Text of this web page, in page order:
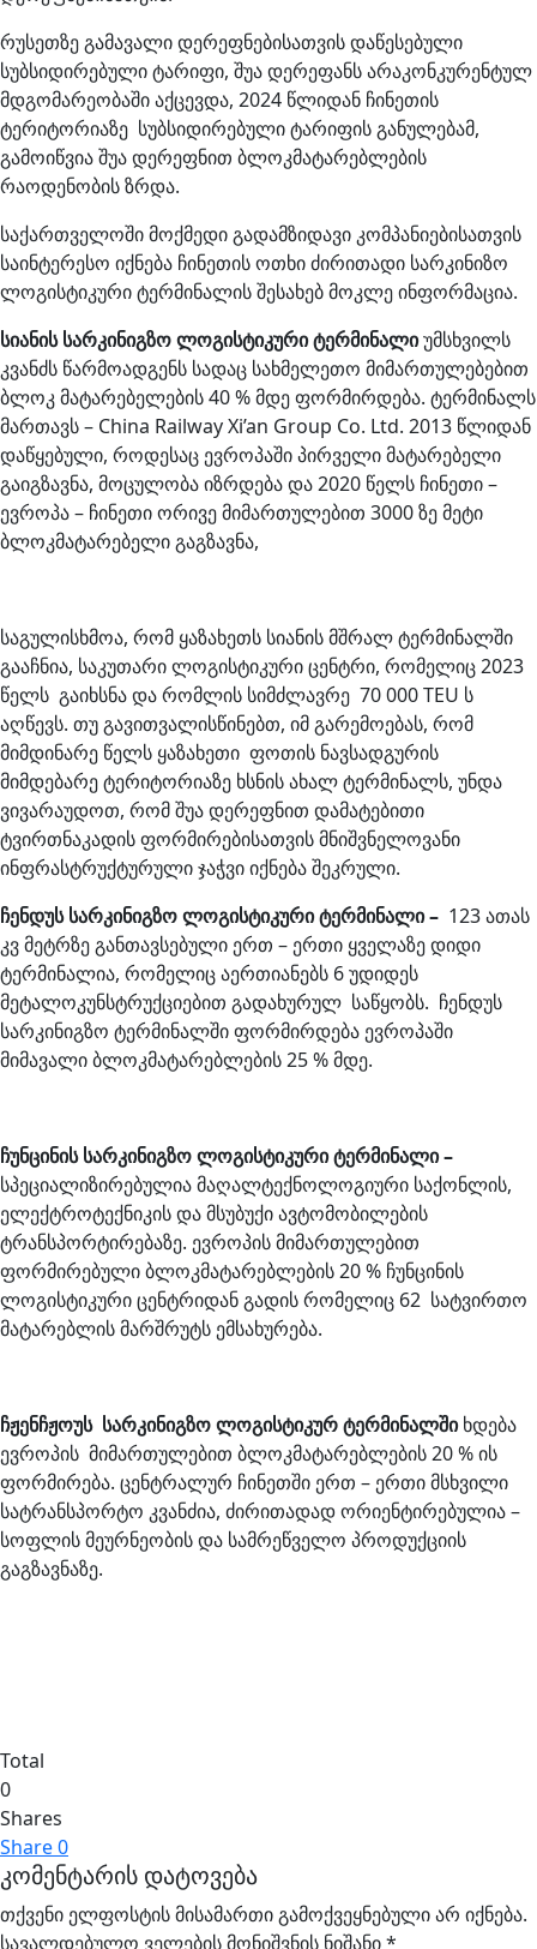
რუსეთზე გამავალი დერეფნებისათვის დაწესებული
სუბსიდირებული ტარიფი, შუა დერეფანს არაკონკურენტულ
მდგომარეობაში აქცევდა, 2024 წლიდან ჩინეთის
ტერიტორიაზე სუბსიდირებული ტარიფის განულებამ,
გამოიწვია შუა დერეფნით ბლოკმატარებლების
რაოდენობის ზრდა.
საქართველოში მოქმედი გადამზიდავი კომპანიებისათვის
საინტერესო იქნება ჩინეთის ოთხი ძირითადი სარკინიზო
ლოგისტიკური ტერმინალის შესახებ მოკლე ინფორმაცია.
სიანის სარკინიგზო ლოგისტიკური ტერმინალიუმსხვილს
კვანძს წარმოადგენს სადაც სახმელეთო მიმართულებებით
ბლოკ მატარებელების 40 % მდე ფორმირდება. ტერმინალს
მართავს – China Railway Xi’an Group Co. Ltd. 2013 წლიდან
დაწყებული, როდესაც ევროპაში პირველი მატარებელი
გაიგზავნა, მოცულობა იზრდება და 2020 წელს ჩინეთი –
ევროპა – ჩინეთი ორივე მიმართულებით 3000 ზე მეტი
ბლოკმატარებელი გაგზავნა,
საგულისხმოა, რომ ყაზახეთს სიანის მშრალ ტერმინალში
გააჩნია, საკუთარი ლოგისტიკური ცენტრი, რომელიც 2023
წელს გაიხსნა და რომლის სიმძლავრე 70 000 TEU ს
აღწევს. თუ გავითვალისწინებთ, იმ გარემოებას, რომ
მიმდინარე წელს ყაზახეთი ფოთის ნავსადგურის
მიმდებარე ტერიტორიაზე ხსნის ახალ ტერმინალს, უნდა
ვივარაუდოთ, რომ შუა დერეფნით დამატებითი
ტვირთნაკადის ფორმირებისათვის მნიშვნელოვანი
ინფრასტრუქტურული ჯაჭვი იქნება შეკრული.
ჩენდუს სარკინიგზო ლოგისტიკური ტერმინალი – 123 ათას
კვ მეტრზე განთავსებული ერთ – ერთი ყველაზე დიდი
ტერმინალია, რომელიც აერთიანებს 6 უდიდეს
მეტალოკუნსტრუქციებით გადახურულ საწყობს. ჩენდუს
სარკინიგზო ტერმინალში ფორმირდება ევროპაში
მიმავალი ბლოკმატარებლების 25 % მდე.
ჩუნცინის სარკინიგზო ლოგისტიკური ტერმინალი –
სპეციალიზირებულია მაღალტექნოლოგიური საქონლის,
ელექტროტექნიკის და მსუბუქი ავტომობილების
ტრანსპორტირებაზე. ევროპის მიმართულებით
ფორმირებული ბლოკმატარებლების 20 % ჩუნცინის
ლოგისტიკური ცენტრიდან გადის რომელიც 62 სატვირთო
მატარებლის მარშრუტს ემსახურება.
ჩჟენჩჟოუს სარკინიგზო ლოგისტიკურ ტერმინალშიხდება
ევროპის მიმართულებით ბლოკმატარებლების 20 % ის
ფორმირება. ცენტრალურ ჩინეთში ერთ – ერთი მსხვილი
სატრანსპორტო კვანძია, ძირითადად ორიენტირებულია –
სოფლის მეურნეობის და სამრეწველო პროდუქციის
გაგზავნაზე.
Total
0
Shares
Share0
კომენტარის დატოვება
თქვენი ელფოსტის მისამართი გამოქვეყნებული არ იქნება.
სავალდებულო ველების მონიშვნის ნიშანი*